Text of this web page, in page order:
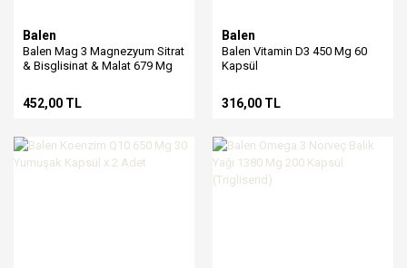
Balen
Balen Mag 3 Magnezyum Sitrat
& Bisglisinat & Malat 679 Mg
452,00 TL
Balen
Balen Vitamin D3 450 Mg 60
Kapsül
316,00 TL